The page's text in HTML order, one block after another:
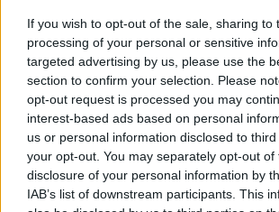
If you wish to opt-out of the sale, sharing to
processing of your personal or sensitive
targeted advertising by us, please use the
section to confirm your selection. Please
opt-out request is processed you may
interest-based ads based on personal
us or personal information disclosed to
your opt-out. You may separately opt-out of
disclosure of your personal information by
IAB’s list of downstream participants. This
TAIP PAT